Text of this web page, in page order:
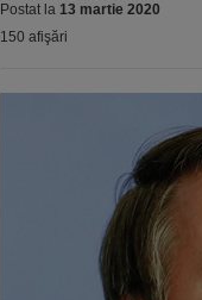
Postat la 13 martie 2020
150 afişări